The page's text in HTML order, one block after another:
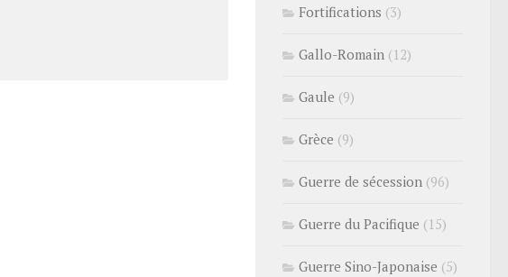
Fortifications (3)
Gallo-Romain (12)
Gaule (9)
Grèce (9)
Guerre de sécession (96)
Guerre du Pacifique (15)
Guerre Sino-Japonaise (5)